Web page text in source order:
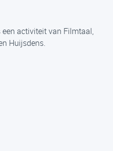
activiteit van Filmtaal,
Huijsdens.